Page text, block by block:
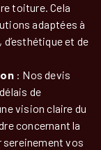
toiture. Cela
adaptées à
et de
: Nos devis
de
vision claire du
concernant la
sereinement vos